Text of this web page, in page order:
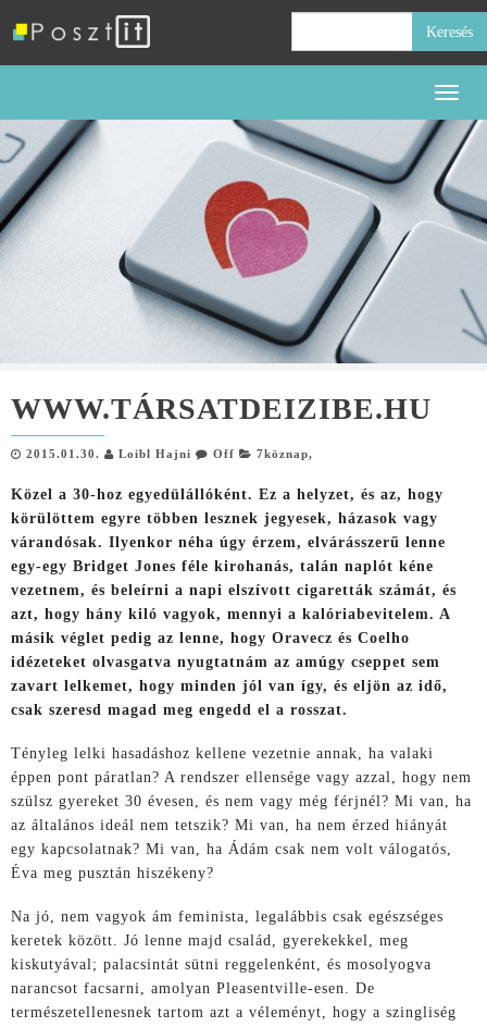
Toggle
WWW.TÁRSATDEIZIBE.HU
2015.01.30. Loibl Hajni Off 7köznap,
Közel a 30-hoz egyedülállóként. Ez a helyzet, és az, hogy
körülöttem egyre többen lesznek jegyesek, házasok vagy
várandósak. Ilyenkor néha úgy érzem, elvárásszerű lenne
egy-egy Bridget Jones féle kirohanás, talán naplót kéne
vezetnem, és beleírni a napi elszívott cigaretták számát, és
azt, hogy hány kiló vagyok, mennyi a kalóriabevitelem. A
másik véglet pedig az lenne, hogy Oravecz és Coelho
idézeteket olvasgatva nyugtatnám az amúgy cseppet sem
zavart lelkemet, hogy minden jól van így, és eljön az idő,
csak szeresd magad meg engedd el a rosszat.
Tényleg lelki hasadáshoz kellene vezetnie annak, ha valaki
éppen pont páratlan? A rendszer ellensége vagy azzal, hogy nem
szülsz gyereket 30 évesen, és nem vagy még férjnél? Mi van, ha
az általános ideál nem tetszik? Mi van, ha nem érzed hiányát
egy kapcsolatnak? Mi van, ha Ádám csak nem volt válogatós,
Éva meg pusztán hiszékeny?
Na jó, nem vagyok ám feminista, legalábbis csak egészséges
keretek között. Jó lenne majd család, gyerekekkel, meg
kiskutyával; palacsintát sütni reggelenként, és mosolyogva
narancsot facsarni, amolyan Pleasentville-esen. De
természetellenesnek tartom azt a véleményt, hogy a szingliség